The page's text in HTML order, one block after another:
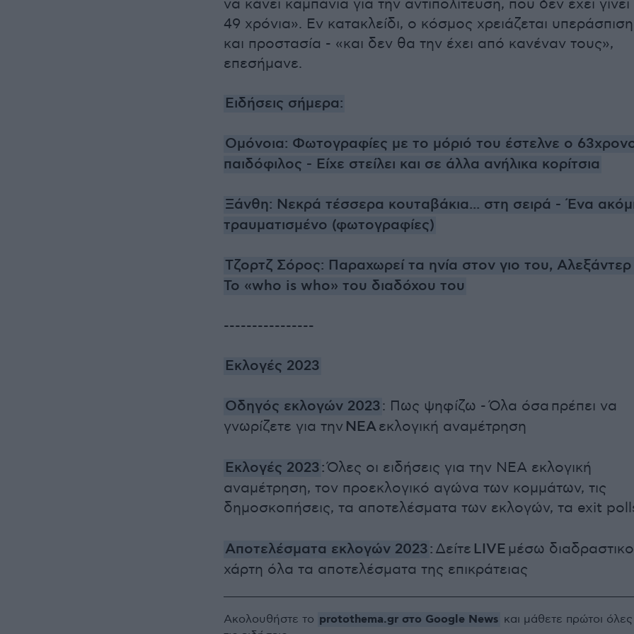
να κάνει καμπάνια για την αντιπολίτευση, που δεν έχει γίνει
49 χρόνια». Εν κατακλείδι, ο κόσμος χρειάζεται υπεράσπιση
και προστασία - «και δεν θα την έχει από κανέναν τους»,
επεσήμανε.
Ειδήσεις σήμερα:
Ομόνοια: Φωτογραφίες με το μόριό του έστελνε ο
παιδόφιλος - Είχε στείλει και σε άλλα ανήλικα κορίτσια
Ξάνθη: Νεκρά τέσσερα κουταβάκια... στη σειρά - Ένα
τραυματισμένο (φωτογραφίες)
Τζορτζ Σόρος: Παραχωρεί τα ηνία στον γιο του,
Το «who is who» του διαδόχου του
----------------
Εκλογές 2023
Οδηγός εκλογών 2023: Πως ψηφίζω - Όλα όσα πρέπει να
γνωρίζετε για την ΝΕΑεκλογική αναμέτρηση
Εκλογές 2023:Όλες οι ειδήσεις για την ΝΕΑ εκλογική
αναμέτρηση, τον προεκλογικό αγώνα των κομμάτων, τις
δημοσκοπήσεις, τα αποτελέσματα των εκλογών, τα exit
Αποτελέσματα εκλογών 2023: Δείτε LIVE μέσω
χάρτη όλα τα αποτελέσματα της επικράτειας
Ακολουθήστε το protothema.gr στο Google News και μάθετε πρώτοι όλες